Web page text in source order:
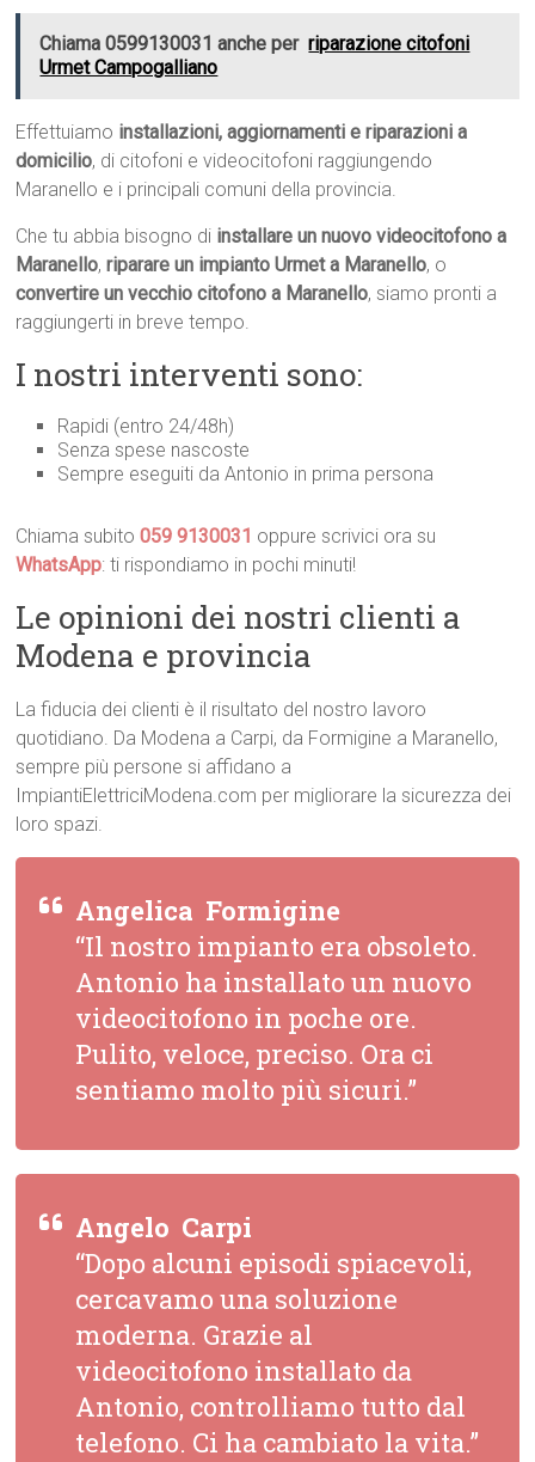
Chiama 0599130031 anche per riparazione citofoni
Urmet Campogalliano
Effettuiamo installazioni, aggiornamenti e riparazioni a
domicilio, di citofoni e videocitofoni raggiungendo
Maranello e i principali comuni della provincia.
Che tu abbia bisogno di installare un nuovo videocitofono a
Maranello,riparare un impianto Urmet a Maranello, o
convertire un vecchio citofono a Maranello, siamo pronti a
raggiungerti in breve tempo.
I nostri interventi sono:
Rapidi (entro 24/48h)
Senza spese nascoste
Sempre eseguiti da Antonio in prima persona
Chiama subito059 9130031 oppure scrivici ora su
WhatsApp: ti rispondiamo in pochi minuti!
Le opinioni dei nostri clienti a
Modena e provincia
La fiducia dei clienti è il risultato del nostro lavoro
quotidiano. Da Modena a Carpi, da Formigine a Maranello,
sempre più persone si affidano a
ImpiantiElettriciModena.com per migliorare la sicurezza dei
loro spazi.
Angelica  Formigine
“Il nostro impianto era obsoleto.
Antonio ha installato un nuovo
videocitofono in poche ore.
Pulito, veloce, preciso. Ora ci
sentiamo molto più sicuri.”
Angelo  Carpi
“Dopo alcuni episodi spiacevoli,
cercavamo una soluzione
moderna. Grazie al
videocitofono installato da
Antonio, controlliamo tutto dal
telefono. Ci ha cambiato la vita.”